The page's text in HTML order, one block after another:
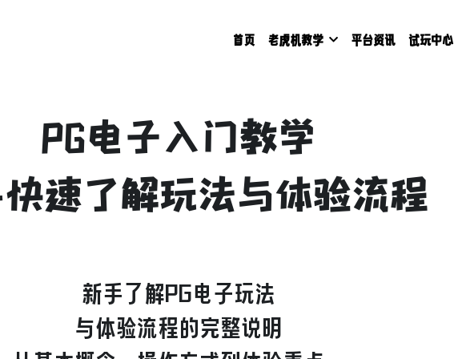
首页 老虎机教学 平台资讯 试玩中心
PG电子入门教学
速了解玩法与体验流程
新手了解PG电子玩法
与体验流程的完整说明